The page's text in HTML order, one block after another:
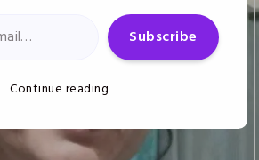
Subscribe
Continue reading